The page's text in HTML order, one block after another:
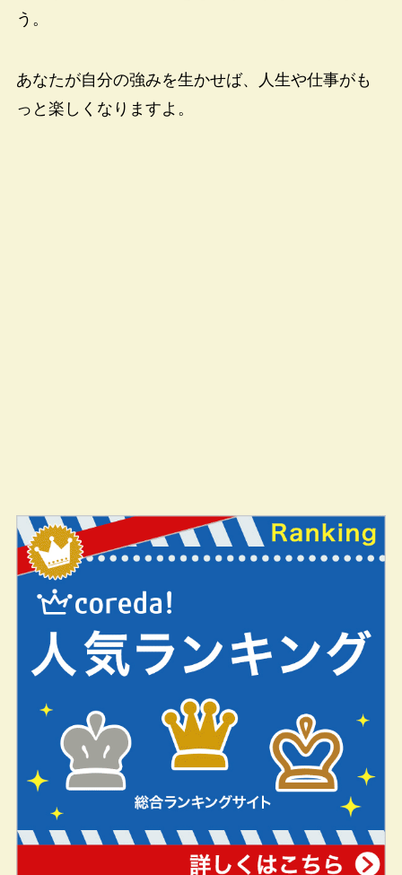
う。
あなたが自分の強みを生かせば、人生や仕事がも
っと楽しくなりますよ。